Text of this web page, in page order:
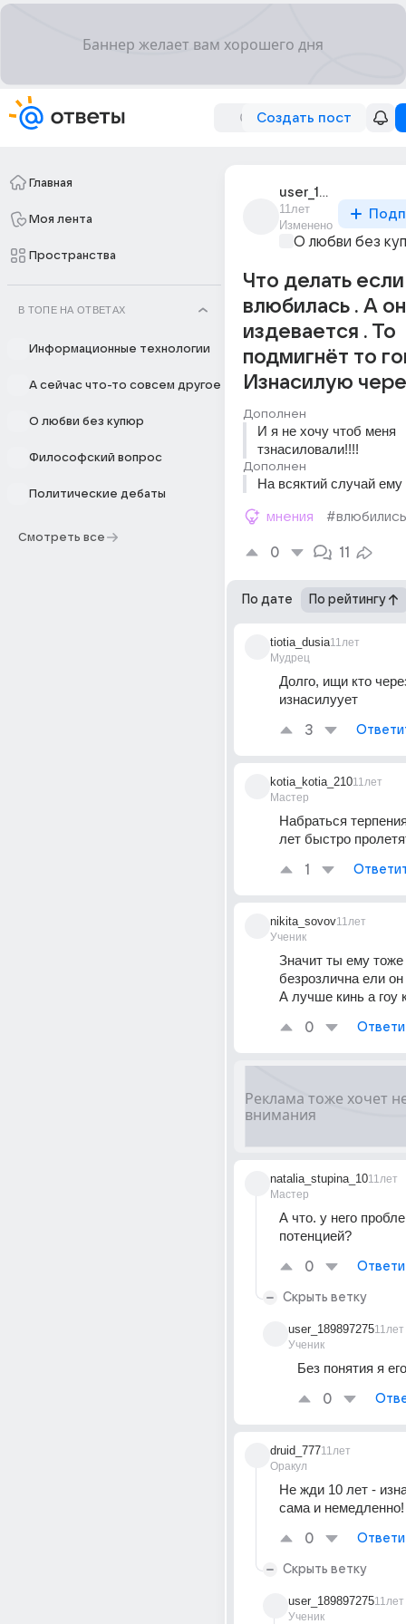
Создать пост
Главная
Моя лента
Пространства
В ТОПЕ НА ОТВЕТАХ
Информационные технологии
А сейчас что-то совсем другое
О любви без купюр
Философский вопрос
Политические дебаты
Смотреть все
user_189897275
11лет
Изменено
О любви без
Что делать если
влюбилась . А
издевается . То
подмигнёт то
Изнасилую
Дополнен
И я не хочу чтоб меня
тзнасиловали!!!!
Дополнен
На всяктий случай
мнения #влюбились
0 11
По дате По рейтингу
tiotia_dusia
Мудрец
11лет
Долго, ищи кто
изнасилуует
3
kotia_kotia_210
Мастер
11лет
Набраться
лет быстро
1
nikita_sovov
Ученик
11лет
Значит ты ему тоже
безрозлична ели он
А лучше кинь а гоу
0
natalia_stupina_10
Мастер
11лет
А что. у него
потенцией?
0
Скрыть ветку
user_189897275
Ученик
11лет
Без понятия я
0
druid_777
Оракул
11лет
Не жди 10 лет -
сама и
0
Скрыть ветку
user_189897275
Ученик
11лет